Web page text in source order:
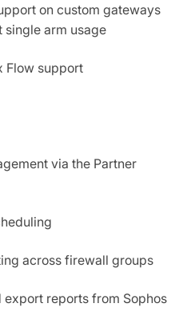
on custom gateways
arm usage
Flow support
via the Partner
across firewall groups
export reports from Sophos